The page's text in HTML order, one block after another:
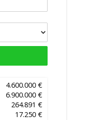
4.600.000 €
6.900.000 €
264.891 €
17.250 €